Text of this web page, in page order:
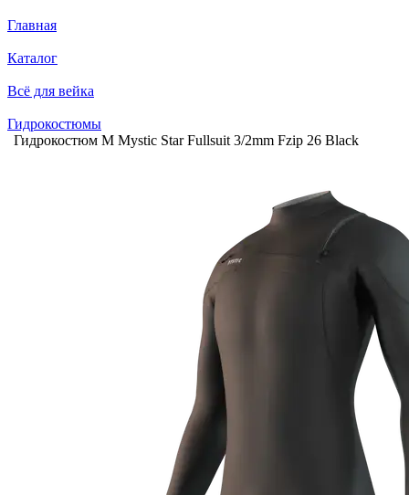
Главная
Каталог
Всё для вейка
Гидрокостюмы
Гидрокостюм М Mystic Star Fullsuit 3/2mm Fzip 26 Black